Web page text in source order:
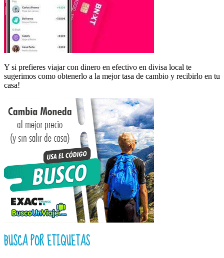
Y si prefieres viajar con dinero en efectivo en divisa local te
sugerimos como obtenerlo a la mejor tasa de cambio y recibirlo en tu
casa!
BUSCA POR ETIQUETAS